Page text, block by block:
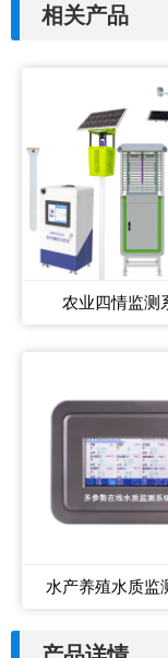
相关产品
农业四情监测
水产养殖水质监